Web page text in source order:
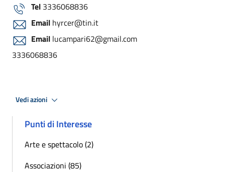
Tel 3336068836
Email hyrcer@tin.it
Email lucampari62@gmail.com
3336068836
Vedi azioni
Punti di Interesse
Arte e spettacolo (2)
Associazioni (85)